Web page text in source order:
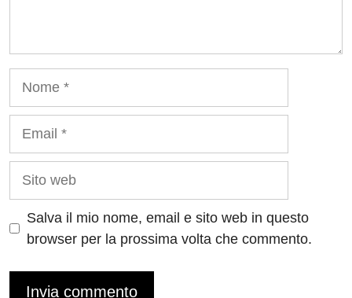
Salva il mio nome, email e sito web in questo
browser per la prossima volta che commento.